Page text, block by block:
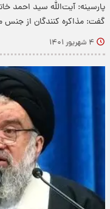
پارسینه: آیت‌الله سید احمد
گفت: مذاکره کنندگان از
۴ شهریور ۱۴۰۱